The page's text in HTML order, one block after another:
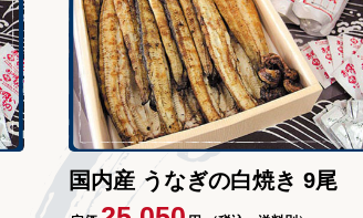
国内産 うなぎの白焼き 9尾